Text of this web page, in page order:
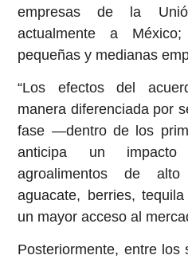
empresas de la
actualmente a
pequeñas y medianas
“Los efectos del
manera diferenciada por
fase —dentro de los
anticipa un
agroalimentos de
aguacate, berries,
un mayor acceso al
Posteriormente, entre los